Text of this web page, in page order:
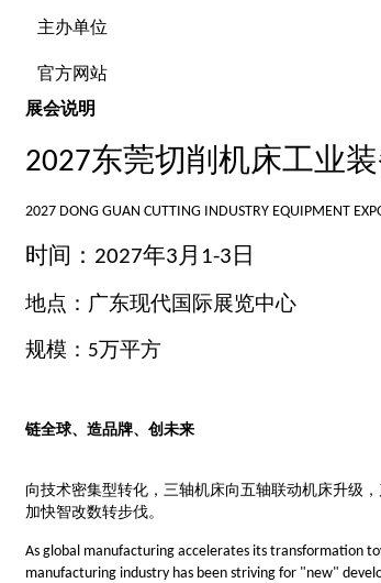
主办单位
官方网站
展会说明
2027东莞切削机床工业
2027 DONG GUAN CUTTING INDUSTRY EQUIPMENT
时间： 2027年3月 1-3 日
地点：广东现代国际展览中心
规模： 5万平方
链全球、造品牌、创未来
向技术密集型转化，三轴机床向五轴联动机床升级
加快智改数转步伐。
As global manufacturing accelerates its transformation
manufacturing industry has been striving for "new"